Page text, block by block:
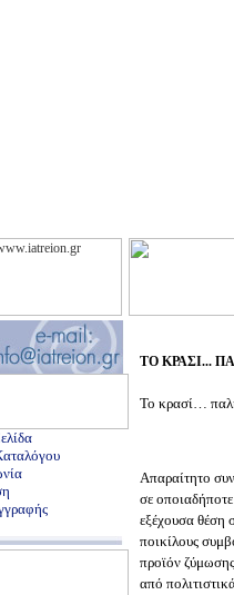
ΤΟ ΚΡΑΣΙ...
Το κρασί…
Απαραίτητο
σε
εξέχουσα θέση
ποικίλους
προϊόν
από